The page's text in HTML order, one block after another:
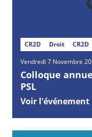
CR2D Droit CR2D
Vendredi 7 Novembre
Colloque
PSL
Voir l'événement